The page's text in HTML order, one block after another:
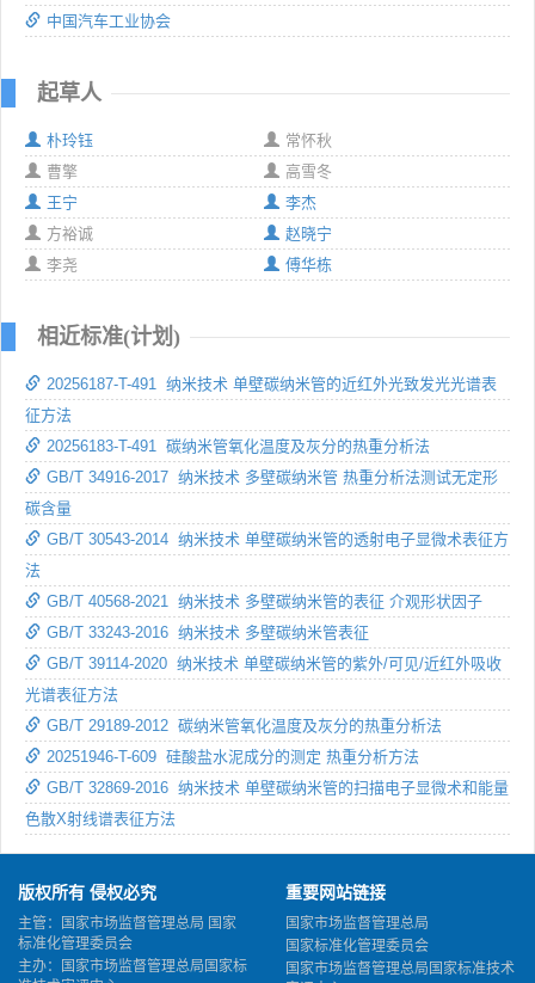
中国汽车工业协会
起草人
朴玲钰
常怀秋
曹擎
高雪冬
王宁
李杰
方裕诚
赵晓宁
李尧
傅华栋
相近标准(计划)
20256187-T-491 纳米技术 单壁碳纳米管的近红外光致发光光谱表
征方法
20256183-T-491 碳纳米管氧化温度及灰分的热重分析法
GB/T 34916-2017 纳米技术 多壁碳纳米管 热重分析法测试无定形
碳含量
GB/T 30543-2014 纳米技术 单壁碳纳米管的透射电子显微术表征方
法
GB/T 40568-2021 纳米技术 多壁碳纳米管的表征 介观形状因子
GB/T 33243-2016 纳米技术 多壁碳纳米管表征
GB/T 39114-2020 纳米技术 单壁碳纳米管的紫外/可见/近红外吸收
光谱表征方法
GB/T 29189-2012 碳纳米管氧化温度及灰分的热重分析法
20251946-T-609 硅酸盐水泥成分的测定 热重分析方法
GB/T 32869-2016 纳米技术 单壁碳纳米管的扫描电子显微术和能量
色散X射线谱表征方法
版权所有 侵权必究
主管：国家市场监督管理总局 国家
标准化管理委员会
主办：国家市场监督管理总局国家标
重要网站链接
国家市场监督管理总局
国家标准化管理委员会
国家市场监督管理总局国家标准技术